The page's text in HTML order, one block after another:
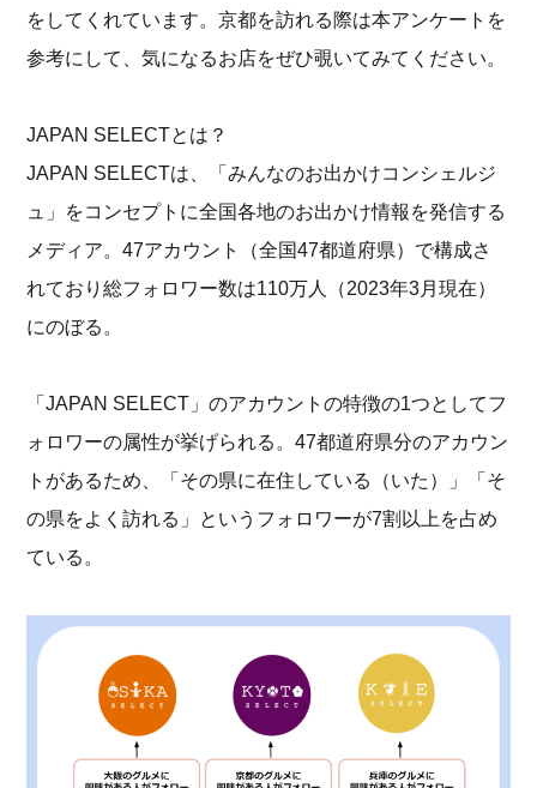
をしてくれています。京都を訪れる際は本アンケートを
参考にして、気になるお店をぜひ覗いてみてください。
JAPAN SELECTとは？
JAPAN SELECTは、「みんなのお出かけコンシェルジ
ュ」をコンセプトに全国各地のお出かけ情報を発信する
メディア。47アカウント（全国47都道府県）で構成さ
れており総フォロワー数は110万人（2023年3月現在）
にのぼる。
「JAPAN SELECT」のアカウントの特徴の1つとしてフ
ォロワーの属性が挙げられる。47都道府県分のアカウン
トがあるため、「その県に在住している（いた）」「そ
の県をよく訪れる」というフォロワーが7割以上を占め
ている。